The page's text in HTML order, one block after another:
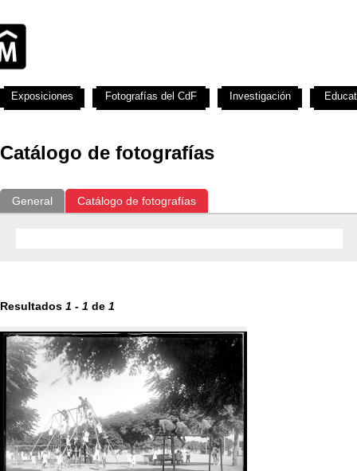
Catálogo de fotografías
General Catálogo de fotografías
Resultados 1 - 1 de 1
Exposiciones Fotografías del CdF Investigación